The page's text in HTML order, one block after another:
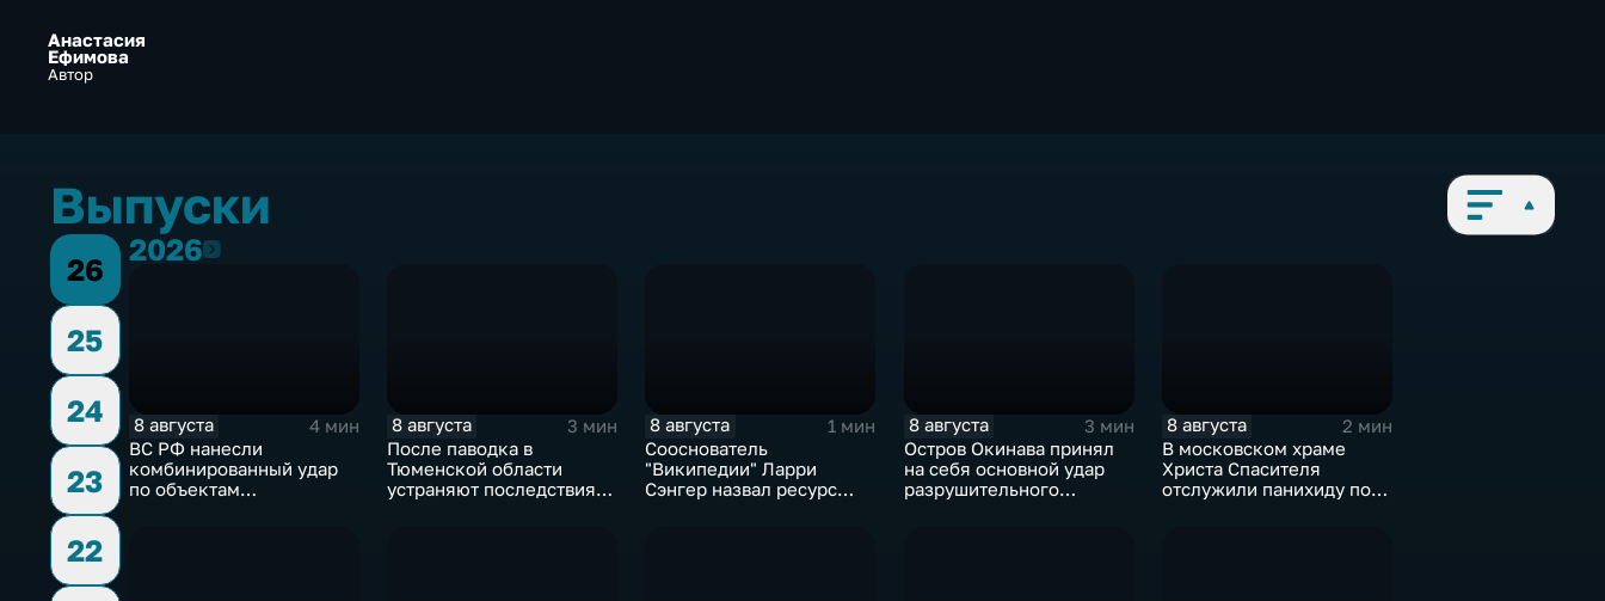
Анастасия
Ефимова
Автор
Выпуски
26
25
24
23
22
20262026
8 августа
4 мин
ВС РФ нанесли
комбинированный удар
по объектам
8 августа
3 мин
После паводка в
Тюменской области
устраняют последствия
8 августа
1 мин
Сооснователь
"Википедии" Ларри
Сэнгер назвал ресурс
8 августа
3 мин
Остров Окинава принял
на себя основной удар
разрушительного
8 августа
2 мин
В московском храме
Христа Спасителя
отслужили панихиду по